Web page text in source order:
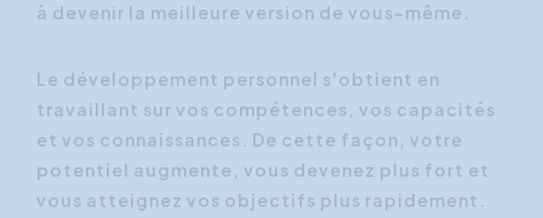
à devenir la meilleure version de vous-même.
Le développement personnel s'obtient en
travaillant sur vos compétences, vos capacités
et vos connaissances. De cette façon, votre
potentiel augmente, vous devenez plus fort et
vous atteignez vos objectifs plus rapidement.